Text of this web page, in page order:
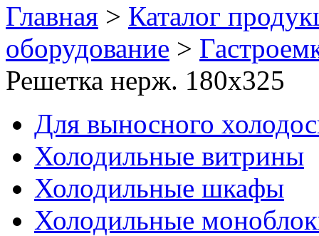
Главная > Каталог
оборудование >
Решетка нерж. 180х325
Для выносного
Холодильные витрины
Холодильные шкафы
Холодильные